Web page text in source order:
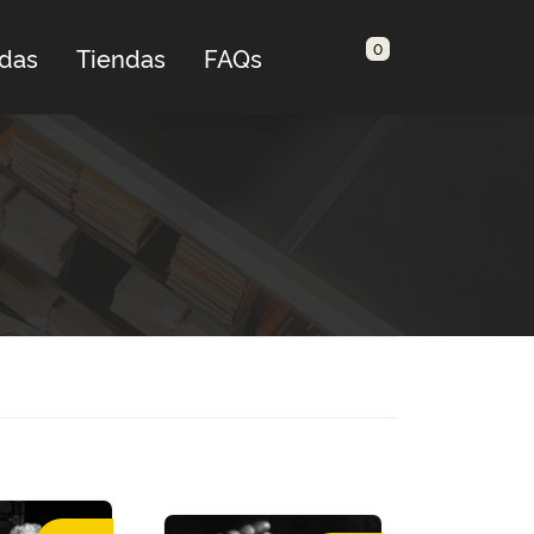
Tiendas FAQs 0